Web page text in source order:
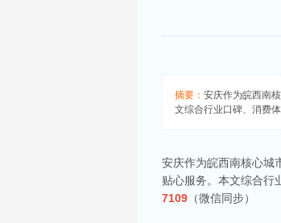
摘要： 安庆作为皖西南
文综合行业口碑、消费
安庆作为皖西南核心城
贴心服务。本文综合行
7109 （微信同步）